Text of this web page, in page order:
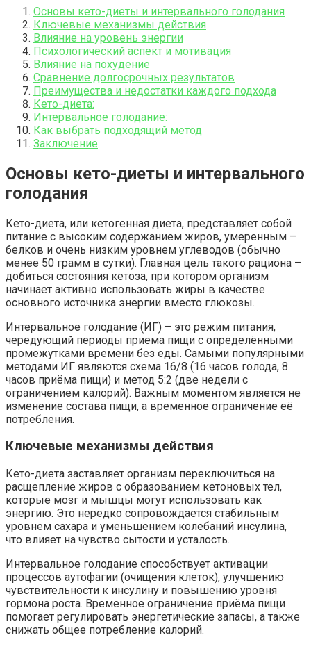
Основы кето-диеты и интервального голодания
Ключевые механизмы действия
Влияние на уровень энергии
Психологический аспект и мотивация
Влияние на похудение
Сравнение долгосрочных результатов
Преимущества и недостатки каждого подхода
Кето-диета:
Интервальное голодание:
Как выбрать подходящий метод
Заключение
Основы кето-диеты и интервального
голодания
Кето-диета, или кетогенная диета, представляет собой
питание с высоким содержанием жиров, умеренным –
белков и очень низким уровнем углеводов (обычно
менее 50 грамм в сутки). Главная цель такого рациона –
добиться состояния кетоза, при котором организм
начинает активно использовать жиры в качестве
основного источника энергии вместо глюкозы.
Интервальное голодание (ИГ) – это режим питания,
чередующий периоды приёма пищи с определёнными
промежутками времени без еды. Самыми популярными
методами ИГ являются схема 16/8 (16 часов голода, 8
часов приёма пищи) и метод 5:2 (две недели с
ограничением калорий). Важным моментом является не
изменение состава пищи, а временное ограничение её
потребления.
Ключевые механизмы действия
Кето-диета заставляет организм переключиться на
расщепление жиров с образованием кетоновых тел,
которые мозг и мышцы могут использовать как
энергию. Это нередко сопровождается стабильным
уровнем сахара и уменьшением колебаний инсулина,
что влияет на чувство сытости и усталость.
Интервальное голодание способствует активации
процессов аутофагии (очищения клеток), улучшению
чувствительности к инсулину и повышению уровня
гормона роста. Временное ограничение приёма пищи
помогает регулировать энергетические запасы, а также
снижать общее потребление калорий.